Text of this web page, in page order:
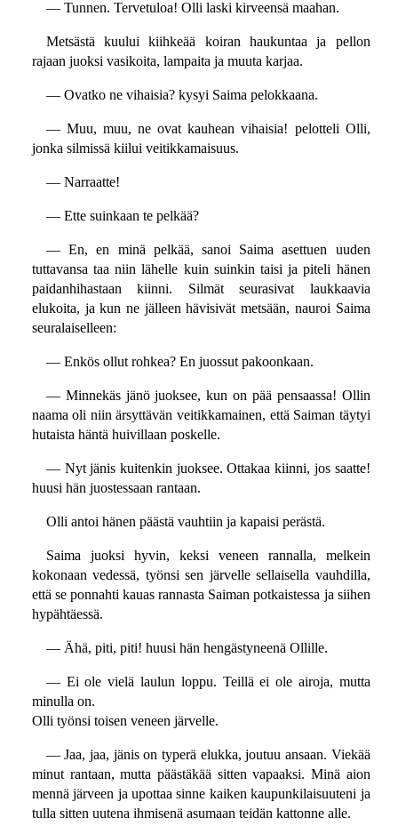
— Tunnen. Tervetuloa! Olli laski kirveensä maahan.
Metsästä kuului kiihkeää koiran haukuntaa ja pellon
rajaan juoksi vasikoita, lampaita ja muuta karjaa.
— Ovatko ne vihaisia? kysyi Saima pelokkaana.
— Muu, muu, ne ovat kauhean vihaisia! pelotteli Olli,
jonka silmissä kiilui veitikkamaisuus.
— Narraatte!
— Ette suinkaan te pelkää?
— En, en minä pelkää, sanoi Saima asettuen uuden
tuttavansa taa niin lähelle kuin suinkin taisi ja piteli hänen
paidanhihastaan kiinni. Silmät seurasivat laukkaavia
elukoita, ja kun ne jälleen hävisivät metsään, nauroi Saima
seuralaiselleen:
— Enkös ollut rohkea? En juossut pakoonkaan.
— Minnekäs jänö juoksee, kun on pää pensaassa! Ollin
naama oli niin ärsyttävän veitikkamainen, että Saiman täytyi
hutaista häntä huivillaan poskelle.
— Nyt jänis kuitenkin juoksee. Ottakaa kiinni, jos saatte!
huusi hän juostessaan rantaan.
Olli antoi hänen päästä vauhtiin ja kapaisi perästä.
Saima juoksi hyvin, keksi veneen rannalla, melkein
kokonaan vedessä, työnsi sen järvelle sellaisella vauhdilla,
että se ponnahti kauas rannasta Saiman potkaistessa ja siihen
hypähtäessä.
— Ähä, piti, piti! huusi hän hengästyneenä Ollille.
— Ei ole vielä laulun loppu. Teillä ei ole airoja, mutta
minulla on.
Olli työnsi toisen veneen järvelle.
— Jaa, jaa, jänis on typerä elukka, joutuu ansaan. Viekää
minut rantaan, mutta päästäkää sitten vapaaksi. Minä aion
mennä järveen ja upottaa sinne kaiken kaupunkilaisuuteni ja
tulla sitten uutena ihmisenä asumaan teidän kattonne alle.